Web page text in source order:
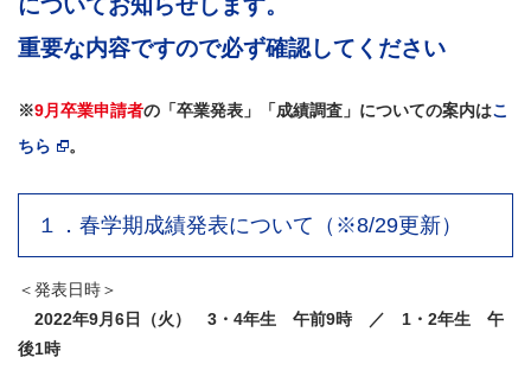
についてお知らせします。
重要な内容ですので必ず確認してください
※9月卒業申請者の「卒業発表」「成績調査」についての案内はこ
ちら
。
１．春学期成績発表について（※8/29更新）
＜発表日時＞
2022年9月6日（火） 3・4年生 午前9時 ／ 1・2年生 午
後1時